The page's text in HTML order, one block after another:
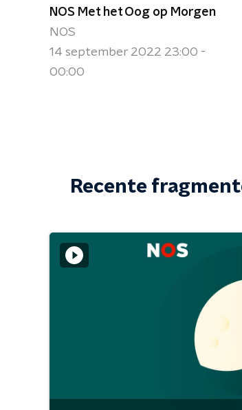
NOS Met het Oog op Morgen
NOS
14 september 2022 23:00 -
00:00
Recente